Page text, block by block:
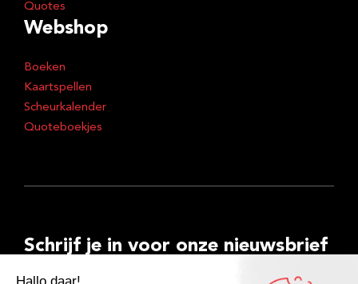
Quotes
Webshop
Boeken
Kaartspellen
Scheurkalender
Quoteboekjes
Schrijf je in voor onze nieuwsbrief